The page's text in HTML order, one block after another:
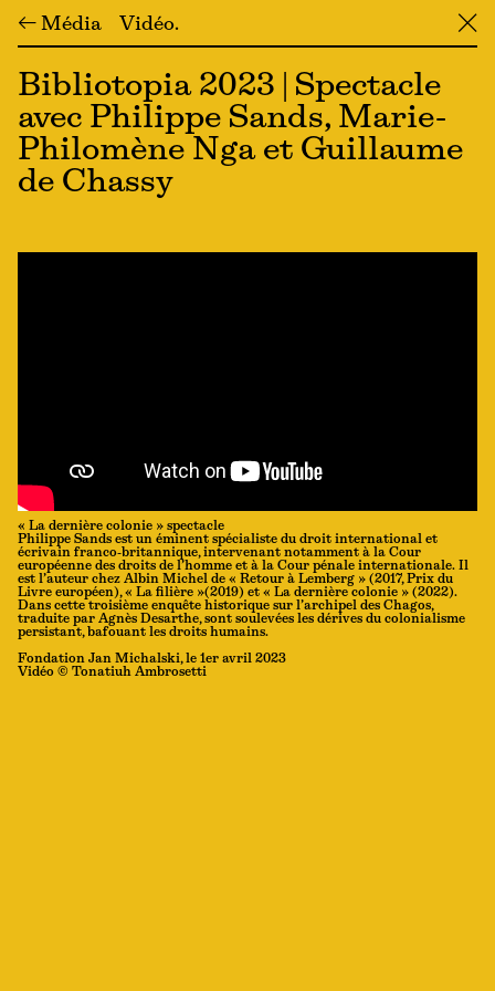
← Média Vidéo ╳
Bibliotopia 2023 | Spectacle
avec Philippe Sands, Marie-
Philomène Nga et Guillaume
de Chassy
« La dernière colonie » spectacle
Philippe Sands est un éminent spécialiste du droit international et
écrivain franco-britannique, intervenant notamment à la Cour
européenne des droits de l’homme et à la Cour pénale internationale. Il
est l’auteur chez Albin Michel de « Retour à Lemberg » (2017, Prix du
Livre européen), « La filière »(2019) et « La dernière colonie » (2022).
Dans cette troisième enquête historique sur l’archipel des Chagos,
traduite par Agnès Desarthe, sont soulevées les dérives du colonialisme
persistant, bafouant les droits humains.
Fondation Jan Michalski, le 1er avril 2023
Vidéo © Tonatiuh Ambrosetti